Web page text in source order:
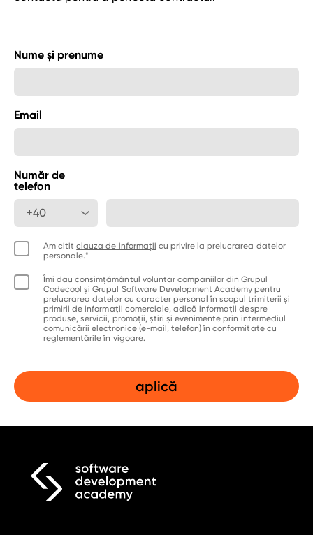
Nume și prenume
Email
Număr de
telefon
Am cititclauza de informații cu privire la prelucrarea datelor
personale.*
Îmi dau consimțământul voluntar companiilor din Grupul
Codecool și Grupul Software Development Academy pentru
prelucrarea datelor cu caracter personal în scopul trimiterii și
primirii de informații comerciale, adică informații despre
produse, servicii, promoții, știri și evenimente prin intermediul
comunicării electronice (e-mail, telefon) în conformitate cu
reglementările în vigoare.